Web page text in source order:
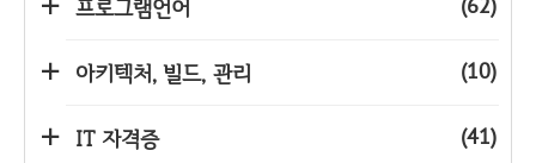
프로그램언어 (62)
아키텍처, 빌드, 관리 (10)
IT 자격증 (41)